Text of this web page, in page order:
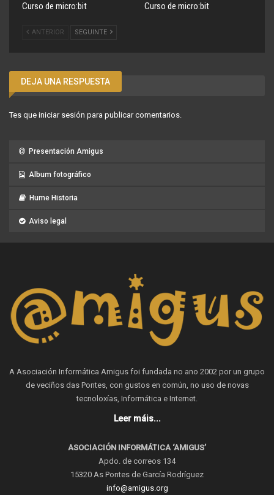
Curso de micro:bit Curso de micro:bit
ANTERIOR SEGUINTE
DEJA UNA RESPUESTA
Tes que iniciar sesión para publicar comentarios.
Presentación Amigus
Album fotográfico
Hume Historia
Aviso legal
A Asociación Informática Amigus foi fundada no ano 2002 por un grupo
de veciños das Pontes, con gustos en común, no uso de novas
tecnoloxías, Informática e Internet.
Leer máis...
ASOCIACIÓN INFORMÁTICA ‘AMIGUS’
Apdo. de correos 134
15320 As Pontes de García Rodríguez
info@amigus.org